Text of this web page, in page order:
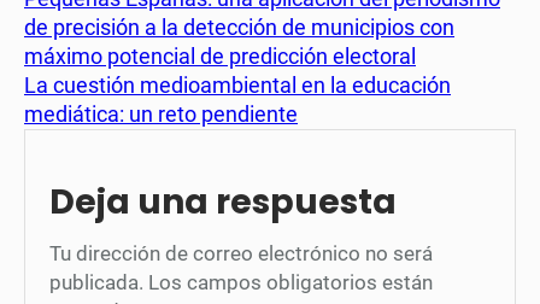
de precisión a la detección de municipios con
máximo potencial de predicción electoral
La cuestión medioambiental en la educación
mediática: un reto pendiente
Deja una respuesta
Tu dirección de correo electrónico no será
publicada. Los campos obligatorios están